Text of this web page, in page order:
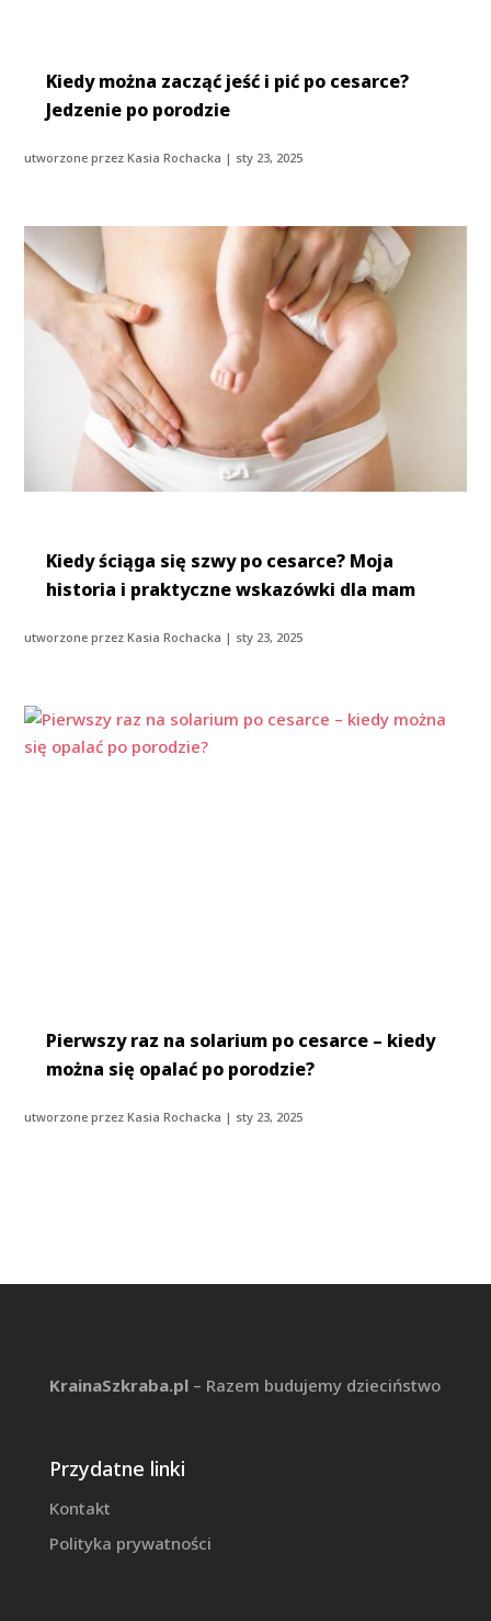
Kiedy można zacząć jeść i pić po cesarce?
Jedzenie po porodzie
utworzone przezKasia Rochacka | sty 23, 2025
Kiedy ściąga się szwy po cesarce? Moja
historia i praktyczne wskazówki dla mam
utworzone przezKasia Rochacka | sty 23, 2025
Pierwszy raz na solarium po cesarce – kiedy
można się opalać po porodzie?
utworzone przezKasia Rochacka | sty 23, 2025
KrainaSzkraba.pl– Razem budujemy dzieciństwo
Przydatne linki
Kontakt
Polityka prywatności